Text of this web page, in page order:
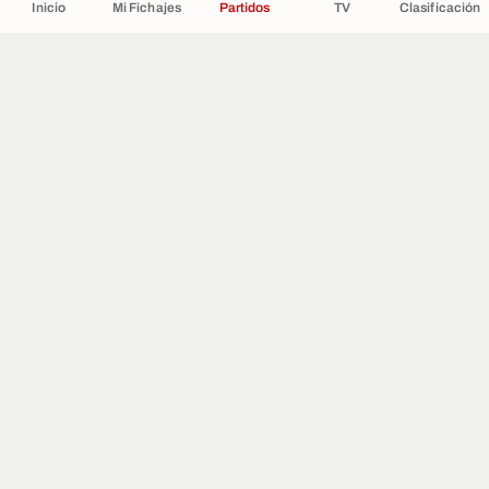
Inicio Mi Fichajes Partidos TV Clasificación